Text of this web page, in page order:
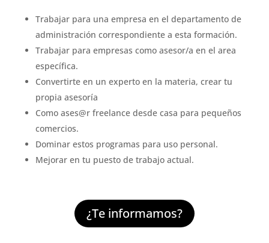
Trabajar para una empresa en el departamento de
administración correspondiente a esta formación.
Trabajar para empresas como asesor/a en el area
específica.
Convertirte en un experto en la materia, crear tu
propia asesoría
Como ases@rfreelance desde casa para pequeños
comercios.
Dominar estos programas para uso personal.
Mejorar en tu puesto de trabajo actual.
¿Te informamos?